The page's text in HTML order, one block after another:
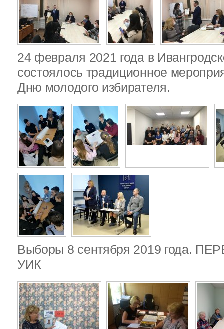
24 февраля 2021 года в
состоялось традиционное
Дню молодого избирателя.
Выборы 8 сентября 2019 года.
УИК